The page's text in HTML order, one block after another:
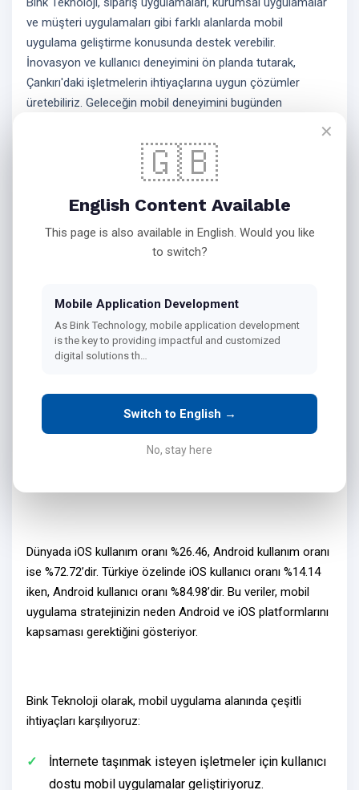
ve müşteri uygulamaları gibi farklı alanlarda mobil
uygulama geliştirme konusunda destek verebilir.
İnovasyon ve kullanıcı deneyimini ön planda tutarak,
Çankırı'daki işletmelerin ihtiyaçlarına uygun çözümler
üretebiliriz. Geleceğin mobil deneyimini bugünden
Bink Teknoloji Ile Mobil
Uygulama Geliştirme
Platformlarında Profesyonel
Çözümler
Bink Teknoloji olarak, yılların verdiği tecrübe ile
hayata geçiriyoruz ve yeni projeleri
Dünyada iOS kullanım oranı %26.46, Android kullanım oranı
ise %72.72’dir. Türkiye özelinde iOS kullanıcı oranı %14.14
iken, Android kullanıcı oranı %84.98’dir. Bu veriler, mobil
uygulama stratejinizin neden Android ve iOS platformlarını
kapsaması gerektiğini gösteriyor.
Bink Teknoloji olarak, mobil uygulama alanında çeşitli
ihtiyaçları karşılıyoruz:
İnternete taşınmak isteyen işletmeler için kullanıcı
dostu mobil uygulamalar geliştiriyoruz.
✕
🇬🇧
English Content Available
This page is also available in English. Would you like
to switch?
Mobile Application Development
As Bink Technology, mobile application development
is the key to providing impactful and customized
digital solutions th…
Switch to English →
No, stay here